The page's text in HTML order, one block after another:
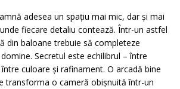
adesea un spațiu mai mic, dar și mai
fiecare detaliu contează. Într-un astfel
din baloane trebuie să completeze
Secretul este echilibrul – între
culoare și rafinament. O arcadă bine
transforma o cameră obișnuită într-un